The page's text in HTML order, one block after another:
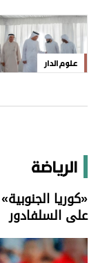
علوم الدار
الرياضة
«كوريا
على السلفادور